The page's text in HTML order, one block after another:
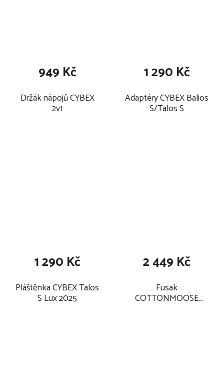
Držák nápojů CYBEX
2v1
949 Kč
Adaptéry CYBEX Balios
S/Talos S
1 290 Kč
Pláštěnka CYBEX Talos
S Lux 2025
1 290 Kč
Fusak
COTTONMOOSE
2 449 Kč